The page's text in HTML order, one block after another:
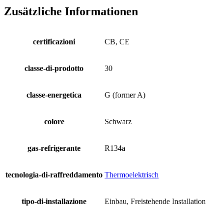
Zusätzliche Informationen
certificazioni CB, CE
classe-di-prodotto 30
classe-energetica G (former A)
colore Schwarz
gas-refrigerante R134a
tecnologia-di-raffreddamento Thermoelektrisch
tipo-di-installazione Einbau, Freistehende Installation